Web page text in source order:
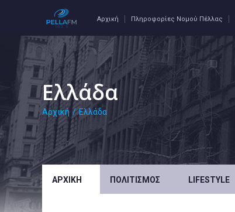
Αρχική Πληροφορίες Νομού Πέλλας
Ελλάδα
Αρχική / Ελλάδα
ΑΡΧΙΚΉ ΠΟΛΙΤΙΣΜΌΣ LIFESTYLE